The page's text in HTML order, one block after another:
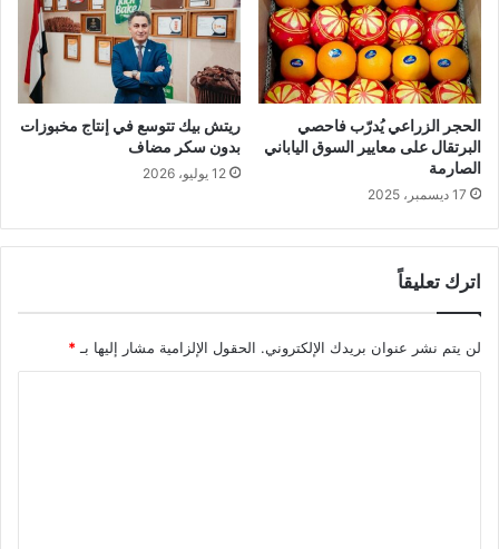
الحجر الزراعي يُدرّب فاحصي
البرتقال على معايير السوق الياباني
الصارمة
17 ديسمبر، 2025
ريتش بيك تتوسع في إنتاج مخبوزات
بدون سكر مضاف
12 يوليو، 2026
اترك تعليقاً
لن يتم نشر عنوان بريدك الإلكتروني. الحقول الإلزامية مشار إليها بـ *